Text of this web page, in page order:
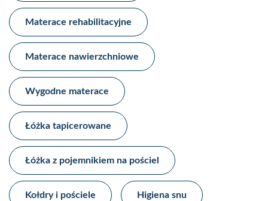
Materace rehabilitacyjne​
Materace nawierzchniowe​
Wygodne materace​
Łóżka tapicerowane​
Łóżka z pojemnikiem na pościel​
Kołdry i pościele Higiena snu​